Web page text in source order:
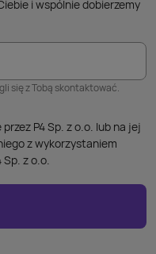
i wspólnie dobierzemy
się z Tobą skontaktować.
P4 Sp. z o.o. lub na jej
z wykorzystaniem
z o.o.